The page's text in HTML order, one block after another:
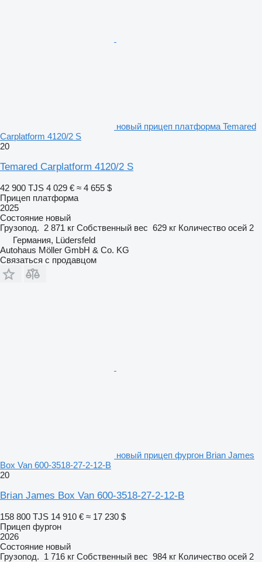
новый прицеп платформа Temared
Carplatform 4120/2 S
20
Temared Carplatform 4120/2 S
42 900 TJS 4 029 € ≈ 4 655 $
Прицеп платформа
2025
Состояние новый
Грузопод. 2 871 кг Собственный вес 629 кг Количество осей 2
Германия, Lüdersfeld
Autohaus Möller GmbH & Co. KG
Связаться с продавцом
новый прицеп фургон Brian James
Box Van 600-3518-27-2-12-B
20
Brian James Box Van 600-3518-27-2-12-B
158 800 TJS 14 910 € ≈ 17 230 $
Прицеп фургон
2026
Состояние новый
Грузопод. 1 716 кг Собственный вес 984 кг Количество осей 2